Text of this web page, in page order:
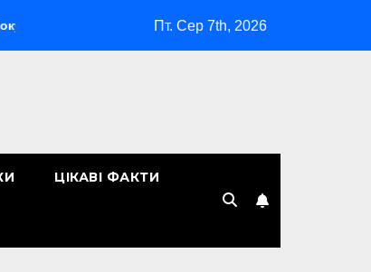
у компанії: як організувати ефективну систему
Пт. Сер 7th, 2026
ЦІКАВІ ФАКТИ